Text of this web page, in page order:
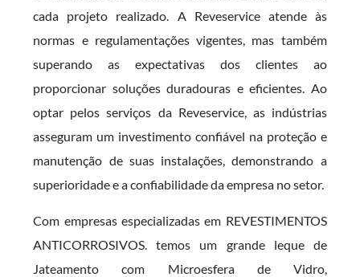
cada projeto realizado. A Reveservice atende às
normas e regulamentações vigentes, mas também
superando as expectativas dos clientes ao
proporcionar soluções duradouras e eficientes. Ao
optar pelos serviços da Reveservice, as indústrias
asseguram um investimento confiável na proteção e
manutenção de suas instalações, demonstrando a
superioridade e a confiabilidade da empresa no setor.
Com empresas especializadas em REVESTIMENTOS
ANTICORROSIVOS. temos um grande leque de
Jateamento com Microesfera de Vidro,